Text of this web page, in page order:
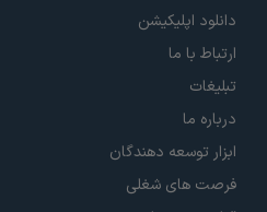
دانلود اپلیکیشن
ارتباط با ما
تبلیغات
درباره ما
ابزار توسعه دهندگان
فرصت های شغلی